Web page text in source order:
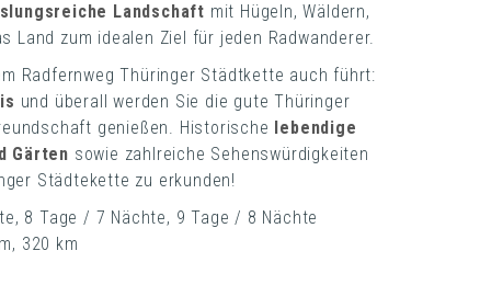
Landschaft mit Hügeln, Wäldern,
Land zum idealen Ziel für jeden Radwanderer.
Radfernweg Thüringer Städtkette auch führt:
und überall werden Sie die gute Thüringer
genießen. Historische lebendige
Gärten sowie zahlreiche Sehenswürdigkeiten
Städtekette zu erkunden!
8 Tage / 7 Nächte, 9 Tage / 8 Nächte
320 km